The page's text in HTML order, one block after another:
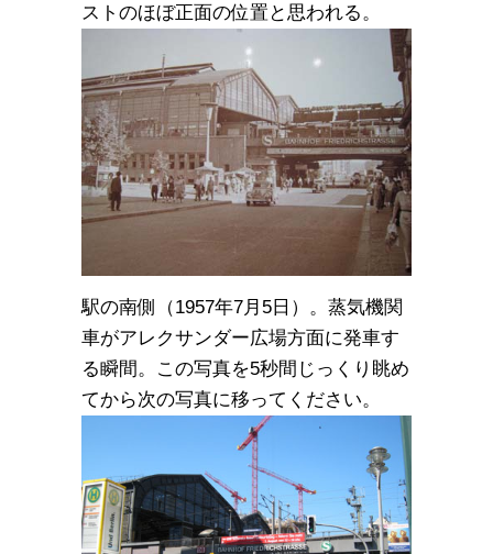
ストのほぼ正面の位置と思われる。
駅の南側（1957年7月5日）。蒸気機関
車がアレクサンダー広場方面に発車す
る瞬間。この写真を5秒間じっくり眺め
てから次の写真に移ってください。